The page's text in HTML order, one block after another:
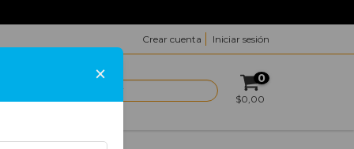
Crear cuenta Iniciar sesión
0
$0,00
×